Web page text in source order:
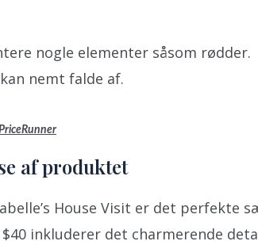
nogle elementer såsom rødder.
nemt falde af.
af produktet
House Visit er det perfekte
$40 inkluderer det charmerende